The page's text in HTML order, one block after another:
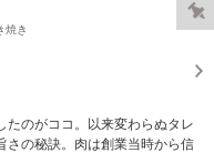
焼き
たのがココ。以来変わらぬタレ
さの秘訣。肉は創業当時から信